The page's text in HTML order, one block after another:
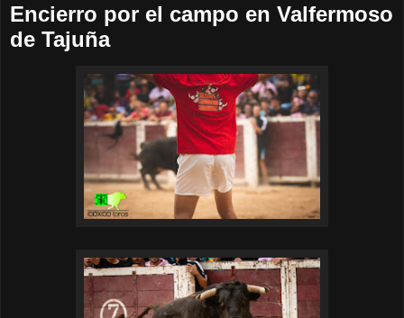
Encierro por el campo en Valfermoso
de Tajuña